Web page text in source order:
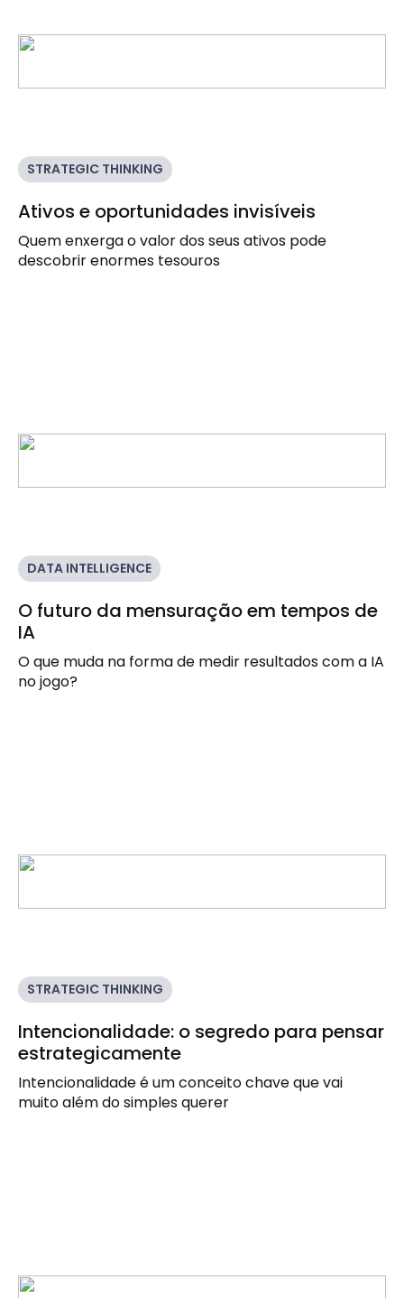
STRATEGIC THINKING
Ativos e oportunidades invisíveis
Quem enxerga o valor dos seus ativos pode
descobrir enormes tesouros
DATA INTELLIGENCE
O futuro da mensuração em tempos de
IA
O que muda na forma de medir resultados com a IA
no jogo?
STRATEGIC THINKING
Intencionalidade: o segredo para pensar
estrategicamente
Intencionalidade é um conceito chave que vai
muito além do simples querer